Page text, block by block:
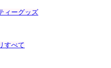
ィーグッズ
すべて